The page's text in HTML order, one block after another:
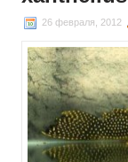
26 февраля, 2012